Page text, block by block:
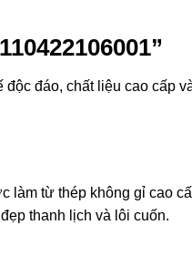
đáo, chất liệu cao cấp
làm từ thép không gỉ cao
thanh lịch và lôi cuốn.